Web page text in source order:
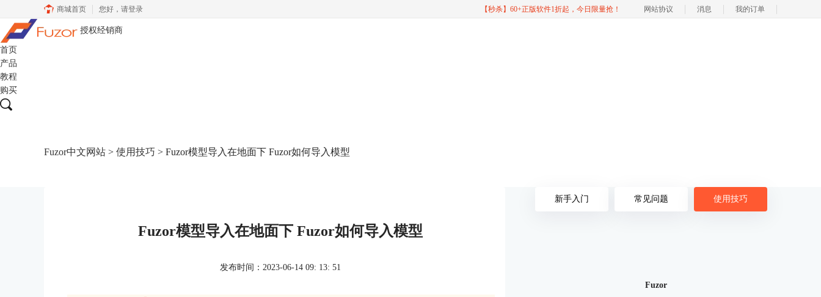
商城首页 您好， 请登录 【秒杀】60+正版软件1折起，今日限量抢！ 网站协议 消息 我的订单
授权经销商
首页
产品
教程
购买
Fuzor中文网站 > 使用技巧 > Fuzor模型导入在地面下 Fuzor如何导入模型
Fuzor模型导入在地面下 Fuzor如何导入模型
发布时间：2023-06-14 09: 13: 51
新手入门 常见问题 使用技巧
Fuzor